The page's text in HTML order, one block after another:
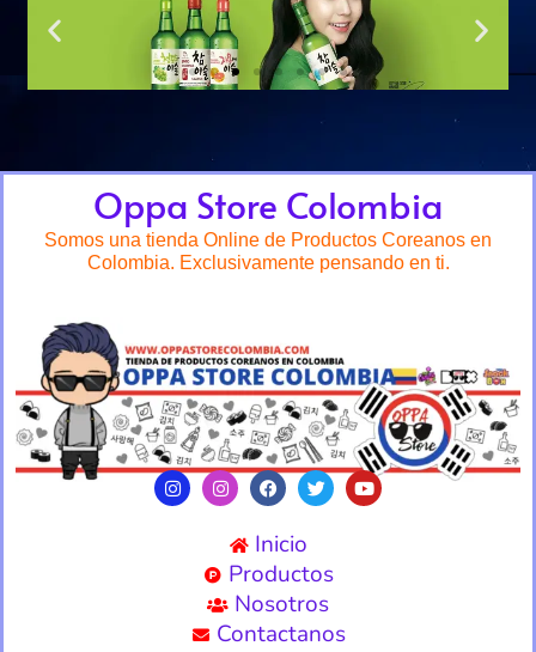
Oppa Store Colombia
Somos una tienda Online de Productos Coreanos en
Colombia. Exclusivamente pensando en ti.
Inicio
Productos
Nosotros
Contactanos